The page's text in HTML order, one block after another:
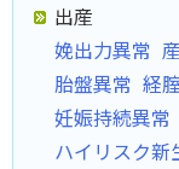
出産
娩出力異常
胎盤異常 経
妊娠持続異常
ハイリスク新